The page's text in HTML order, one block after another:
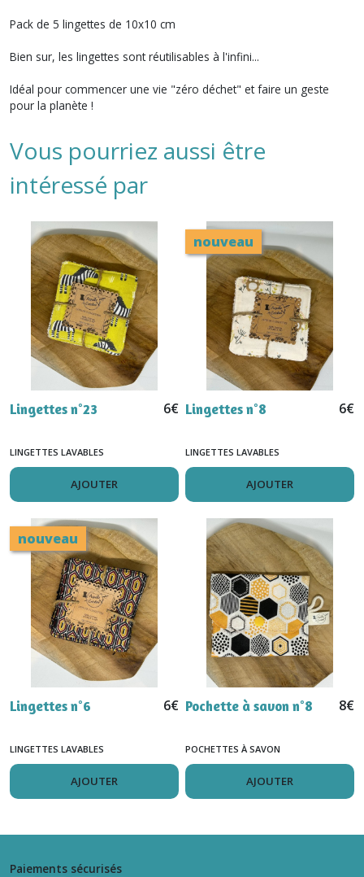
Pack de 5 lingettes de 10x10 cm
Bien sur, les lingettes sont réutilisables à l'infini...
Idéal pour commencer une vie "zéro déchet" et faire un geste
pour la planète !
Vous pourriez aussi être
intéressé par
Lingettes n°23 6€
LINGETTES LAVABLES
AJOUTER
nouveau
Lingettes n°8 6€
LINGETTES LAVABLES
AJOUTER
nouveau
Lingettes n°6 6€
LINGETTES LAVABLES
AJOUTER
Pochette à savon n°8 8€
POCHETTES À SAVON
AJOUTER
Paiements sécurisés